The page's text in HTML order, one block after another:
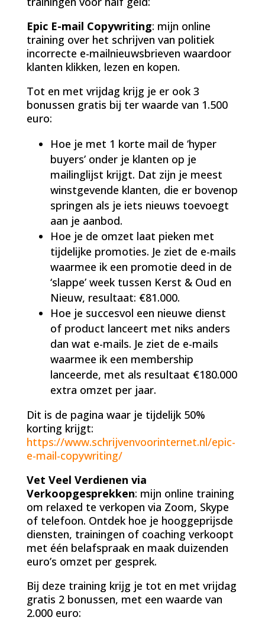
Epic E-mail Copywriting: mijn online
training over het schrijven van politiek
incorrecte e-mailnieuwsbrieven waardoor
klanten klikken, lezen en kopen.
Tot en met vrijdag krijg je er ook 3
bonussen gratis bij ter waarde van 1.500
euro:
Hoe je met 1 korte mail de ‘hyper
buyers’ onder je klanten op je
mailinglijst krijgt. Dat zijn je meest
winstgevende klanten, die er bovenop
springen als je iets nieuws toevoegt
aan je aanbod.
Hoe je de omzet laat pieken met
tijdelijke promoties. Je ziet de e-mails
waarmee ik een promotie deed in de
‘slappe’ week tussen Kerst & Oud en
Nieuw, resultaat: €81.000.
Hoe je succesvol een nieuwe dienst
of product lanceert met niks anders
dan wat e-mails. Je ziet de e-mails
waarmee ik een membership
lanceerde, met als resultaat €180.000
extra omzet per jaar.
Dit is de pagina waar je tijdelijk 50%
korting krijgt:
https://www.schrijvenvoorinternet.nl/epic-
e-mail-copywriting/
Vet Veel Verdienen via
Verkoopgesprekken: mijn online training
om relaxed te verkopen via Zoom, Skype
of telefoon. Ontdek hoe je hooggeprijsde
diensten, trainingen of coaching verkoopt
met één belafspraak en maak duizenden
euro’s omzet per gesprek.
Bij deze training krijg je tot en met vrijdag
gratis 2 bonussen, met een waarde van
2.000 euro: